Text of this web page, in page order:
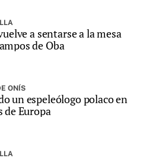
a sentarse a la mesa
de Oba
ONÍS
un espeleólogo polaco en
de Europa